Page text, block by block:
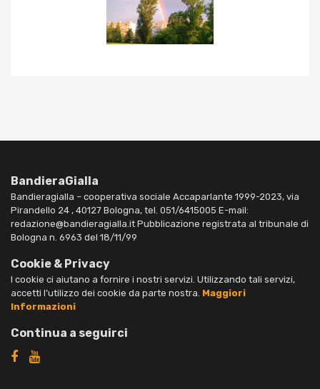
BandieraGialla
Bandieragialla – cooperativa sociale Accaparlante 1999-2023, via
Pirandello 24 , 40127 Bologna, tel. 051/6415005 E-mail:
redazione@bandieragialla.it Pubblicazione registrata al tribunale di
Bologna n. 6963 del 18/11/99
Cookie & Privacy
I cookie ci aiutano a fornire i nostri servizi. Utilizzando tali servizi,
accetti l’utilizzo dei cookie da parte nostra. Maggiori
Informazioni
Continua a seguirci